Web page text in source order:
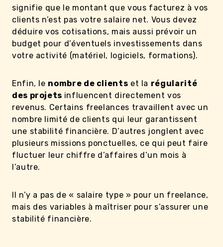
signifie que le montant que vous facturez à vos
clients n’est pas votre salaire net. Vous devez
déduire vos cotisations, mais aussi prévoir un
budget pour d’éventuels investissements dans
votre activité (matériel, logiciels, formations).
Enfin, le nombre de clients et la régularité
des projets influencent directement vos
revenus. Certains freelances travaillent avec un
nombre limité de clients qui leur garantissent
une stabilité financière. D’autres jonglent avec
plusieurs missions ponctuelles, ce qui peut faire
fluctuer leur chiffre d’affaires d’un mois à
l’autre.
Il n’y a pas de « salaire type » pour un freelance,
mais des variables à maîtriser pour s’assurer une
stabilité financière.